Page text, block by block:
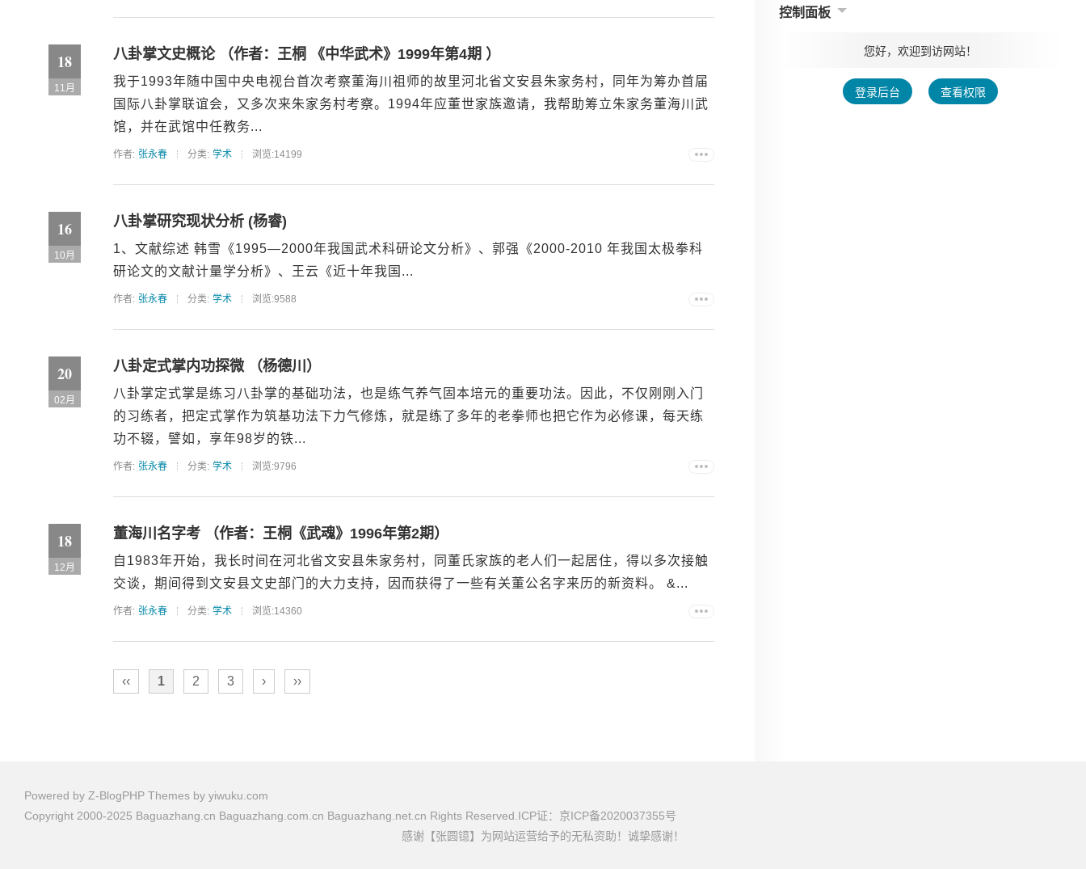
18
11月
八卦掌文史概论 （作者：王桐 《中华武术》1999年第4期 ）
我于1993年随中国中央电视台首次考察董海川祖师的故里河北省文安县朱家务村，同年为筹办首届
国际八卦掌联谊会，又多次来朱家务村考察。1994年应董世家族邀请，我帮助筹立朱家务董海川武
馆，并在武馆中任教务...
作者: 张永春 分类: 学术 浏览:14199
16
10月
八卦掌研究现状分析 (杨睿)
1、文献综述 韩雪《1995—2000年我国武术科研论文分析》、郭强《2000-2010 年我国太极拳科
研论文的文献计量学分析》、王云《近十年我国...
作者: 张永春 分类: 学术 浏览:9588
20
02月
八卦定式掌内功探微 （杨德川）
八卦掌定式掌是练习八卦掌的基础功法，也是练气养气固本培元的重要功法。因此，不仅刚刚入门
的习练者，把定式掌作为筑基功法下力气修炼，就是练了多年的老拳师也把它作为必修课，每天练
功不辍，譬如，享年98岁的铁...
作者: 张永春 分类: 学术 浏览:9796
18
12月
董海川名字考 （作者：王桐《武魂》1996年第2期）
自1983年开始，我长时间在河北省文安县朱家务村，同董氏家族的老人们一起居住，得以多次接触
交谈，期间得到文安县文史部门的大力支持，因而获得了一些有关董公名字来历的新资料。 &...
作者: 张永春 分类: 学术 浏览:14360
‹‹ 1 2 3 › ››
控制面板
您好，欢迎到访网站！
登录后台 查看权限
Powered by Z-BlogPHP Themes by yiwuku.com
Copyright 2000-2025 Baguazhang.cn Baguazhang.com.cn Baguazhang.net.cn Rights Reserved.ICP证：京ICP备2020037355号
感谢【张圆镱】为网站运营给予的无私资助！诚挚感谢！